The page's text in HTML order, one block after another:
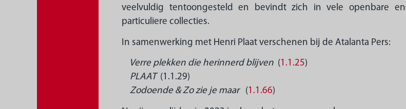
veelvuldig tentoongesteld en bevindt zich in vele openbare en
particuliere collecties.
In samenwerking met Henri Plaat verschenen bij de Atalanta Pers:
Verre plekken die herinnerd blijven (1.1.25)
PLAAT (1.1.29)
Zodoende & Zo zie je maar(1.1.66)